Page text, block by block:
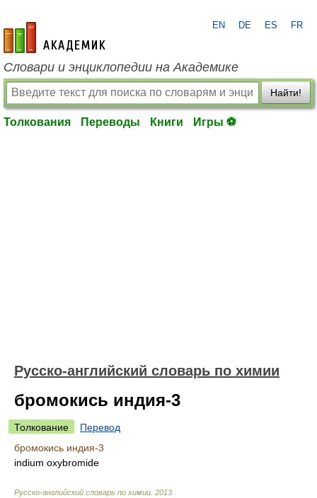
academic.ru
EN DE ES FR
Словари и энциклопедии на Академике
Найти!
Толкования Переводы Книги Игры ⚽
Русско-английский словарь по химии
бромокись индия-3
Толкование
Перевод
бромокись индия-3
indium oxybromide
Русско-английский словарь по химии 2013